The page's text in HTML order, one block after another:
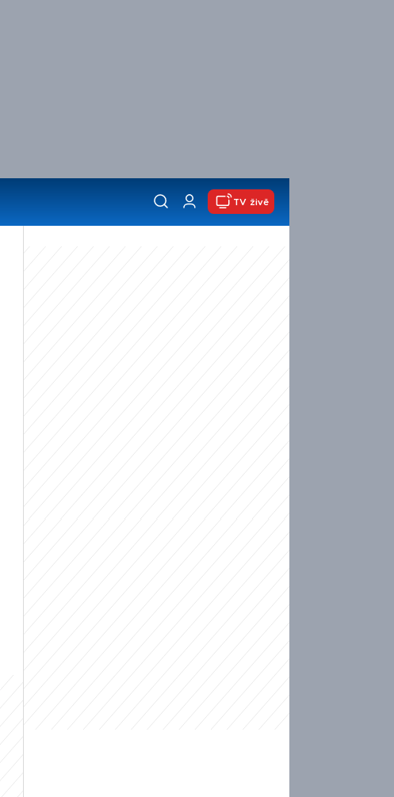
TV živě